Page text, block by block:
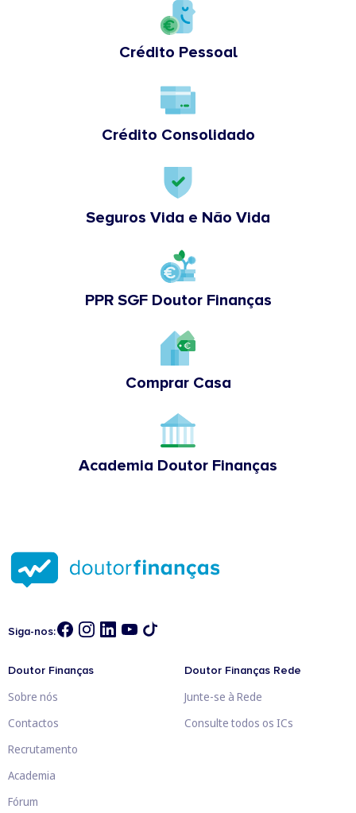
Crédito Pessoal
Crédito Consolidado
Seguros Vida e Não Vida
PPR SGF Doutor Finanças
Comprar Casa
Academia Doutor Finanças
Siga-nos:
Doutor Finanças
Sobre nós
Contactos
Recrutamento
Academia
Fórum
Doutor Finanças Rede
Junte-se à Rede
Consulte todos os ICs